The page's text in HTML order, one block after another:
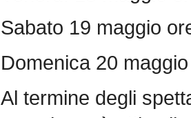
Sabato 19 maggio
Domenica 20
Al termine degli